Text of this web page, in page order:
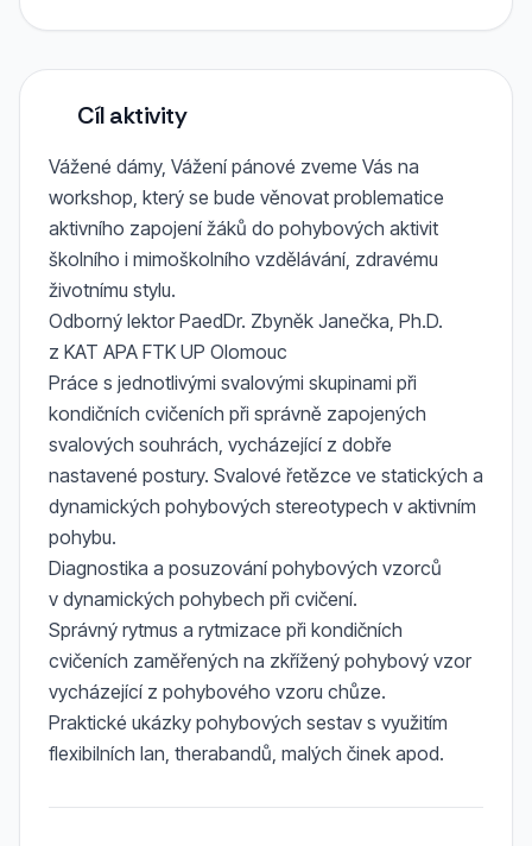
Cíl aktivity
Vážené dámy, Vážení pánové zveme Vás na
workshop, který se bude věnovat problematice
aktivního zapojení žáků do pohybových aktivit
školního i mimoškolního vzdělávání, zdravému
životnímu stylu.
Odborný lektor PaedDr. Zbyněk Janečka, Ph.D.
z KAT APA FTK UP Olomouc
Práce s jednotlivými svalovými skupinami při
kondičních cvičeních při správně zapojených
svalových souhrách, vycházející z dobře
nastavené postury. Svalové řetězce ve statických a
dynamických pohybových stereotypech v aktivním
pohybu.
Diagnostika a posuzování pohybových vzorců
v dynamických pohybech při cvičení.
Správný rytmus a rytmizace při kondičních
cvičeních zaměřených na zkřížený pohybový vzor
vycházející z pohybového vzoru chůze.
Praktické ukázky pohybových sestav s využitím
flexibilních lan, therabandů, malých činek apod.